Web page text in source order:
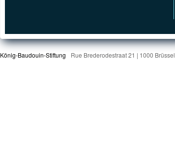
König-Baudouin-Stiftung Rue Brederodestraat 21 | 1000 Brüssel